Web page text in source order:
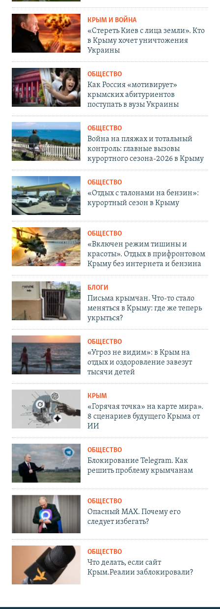
КРЫМ И ВОЙНА
«Стереть Киев с лица земли». Кто
в Крыму хочет уничтожения
Украины
ОБЩЕСТВО
Как Россия «мотивирует»
крымских абитуриентов
поступать в вузы Украины
ОБЩЕСТВО
Война на пляжах и тотальный
контроль: главные вызовы
курортного сезона-2026 в Крыму
ОБЩЕСТВО
«Отдых с талонами на бензин»:
курортный сезон в Крыму
ОБЩЕСТВО
«Включен режим тишины и
красоты». Отдых в прифронтовом
Крыму без интернета и бензина
БЛОГИ
Письма крымчан. Что-то стало
меняться в Крыму: где же теперь
укрыться?
ОБЩЕСТВО
«Угроз не видим»: в Крым на
отдых и оздоровление завезут
тысячи детей
КРЫМ
«Горячая точка» на карте мира».
8 сценариев будущего Крыма от
ИИ
ОБЩЕСТВО
Блокирование Telegram. Как
решить проблему крымчанам
ОБЩЕСТВО
Опасный MAX. Почему его
следует избегать?
ОБЩЕСТВО
Что делать, если сайт
Крым.Реалии заблокировали?